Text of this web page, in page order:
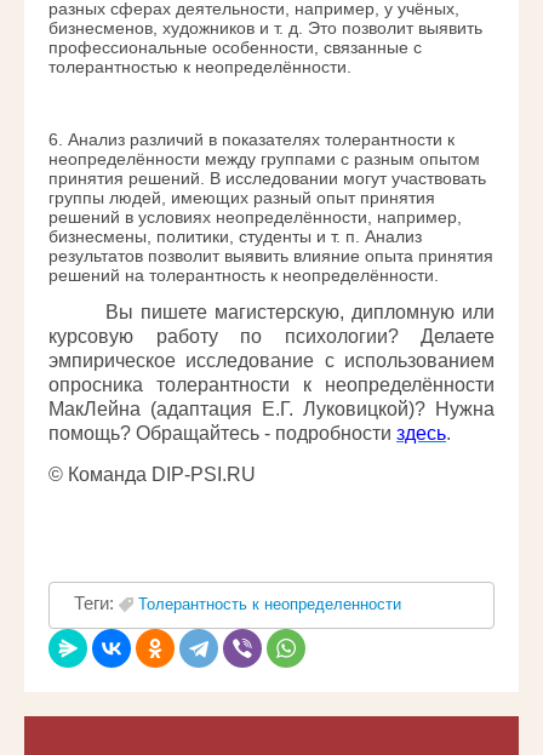
разных сферах деятельности, например, у учёных,
бизнесменов, художников и т. д. Это позволит выявить
профессиональные особенности, связанные с
толерантностью к неопределённости.
6. Анализ различий в показателях толерантности к
неопределённости между группами с разным опытом
принятия решений. В исследовании могут участвовать
группы людей, имеющих разный опыт принятия
решений в условиях неопределённости, например,
бизнесмены, политики, студенты и т. п. Анализ
результатов позволит выявить влияние опыта принятия
решений на толерантность к неопределённости.
Вы пишете магистерскую, дипломную или
курсовую работу по психологии? Делаете
эмпирическое исследование с использованием
опросника толерантности к неопределённости
МакЛейна (адаптация Е.Г. Луковицкой)? Нужна
помощь? Обращайтесь - подробности здесь.
© Команда DIP-PSI.RU
Теги: Толерантность к неопределенности